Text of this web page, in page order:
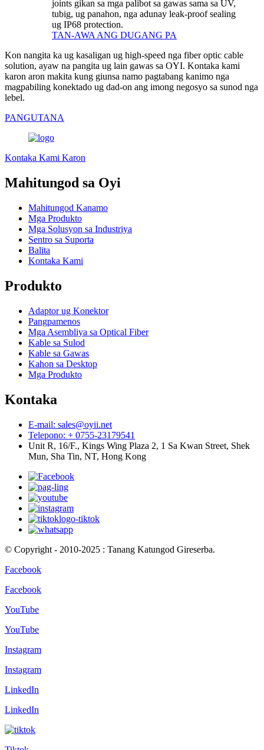
joints gikan sa mga palibot sa gawas sama sa UV,
tubig, ug panahon, nga adunay leak-proof sealing
ug IP68 protection.
TAN-AWA ANG DUGANG PA
Kon nangita ka ug kasaligan ug high-speed nga fiber optic cable
solution, ayaw na pangita ug lain gawas sa OYI. Kontaka kami
karon aron makita kung giunsa namo pagtabang kanimo nga
magpabiling konektado ug dad-on ang imong negosyo sa sunod nga
lebel.
PANGUTANA
Kontaka Kami Karon
Mahitungod sa Oyi
Mahitungod Kanamo
Mga Produkto
Mga Solusyon sa Industriya
Sentro sa Suporta
Balita
Kontaka Kami
Produkto
Adaptor ug Konektor
Pangpamenos
Mga Asembliya sa Optical Fiber
Kable sa Sulod
Kable sa Gawas
Kahon sa Desktop
Mga Produkto
Kontaka
E-mail: sales@oyii.net
Telepono: + 0755-23179541
Unit R, 16/F., Kings Wing Plaza 2, 1 Sa Kwan Street, Shek
Mun, Sha Tin, NT, Hong Kong
© Copyright - 2010-2025 : Tanang Katungod Gireserba.
Facebook
Facebook
YouTube
YouTube
Instagram
Instagram
LinkedIn
LinkedIn